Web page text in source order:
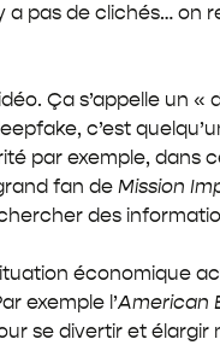
a pas de clichés…
Ça s’appelle un
c’est
par exemple,
fan de Mission
des
économique
exemple l’American
se divertir et élargir